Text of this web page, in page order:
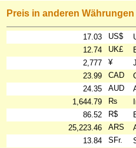
Preis in anderen Währungen
17.03 US$
12.74
UK£
2,777
¥
23.99
CAD
24.35
AUD
1,644.79
₨
86.52
R$
25,223.46
ARS
13.84
SFr.